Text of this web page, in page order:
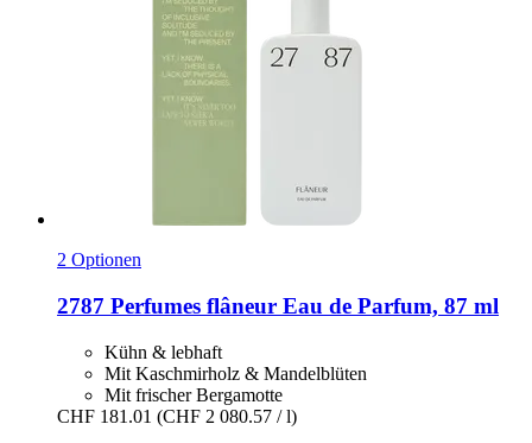
2 Optionen
2787 Perfumes flâneur Eau de Parfum, 87 ml
Kühn & lebhaft
Mit Kaschmirholz & Mandelblüten
Mit frischer Bergamotte
CHF 181.01 (CHF 2 080.57 / l)